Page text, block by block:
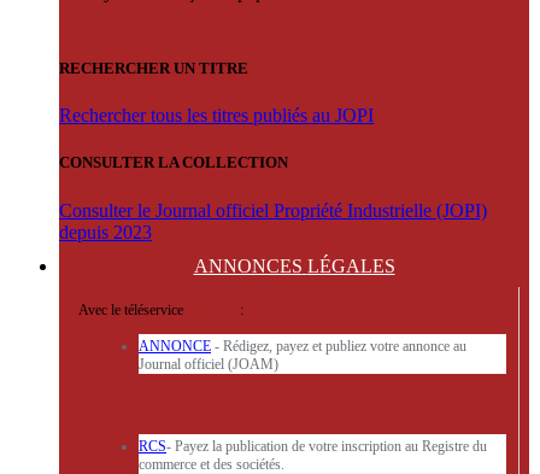
RECHERCHER UN TITRE
Rechercher tous les titres publiés au JOPI
CONSULTER LA COLLECTION
Consulter le Journal officiel Propriété Industrielle (JOPI)
depuis 2023
ANNONCES LÉGALES
Avec le téléservice :
ANNONCE - Rédigez, payez et publiez votre annonce au
Journal officiel (JOAM)
RCS- Payez la publication de votre inscription au Registre du
commerce et des sociétés.